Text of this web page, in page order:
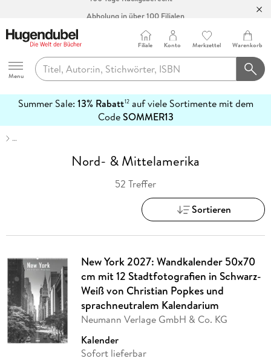
Hugendubel
Menu
Filiale Konto Merkzettel Warenkorb
Summer Sale: 13% Rabatt12auf viele Sortimente mit dem
CodeSOMMER13
erfahren
…
Nord- & Mittelamerika
52 Treffer
Sortieren
New York 2027: Wandkalender 50x70
cm mit 12 Stadtfotografien in Schwarz-
Weiß von Christian Popkes und
sprachneutralem Kalendarium
Neumann Verlage GmbH & Co. KG
Kalender
Sofort lieferbar